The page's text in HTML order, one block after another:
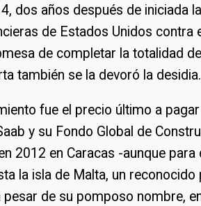
dos años después de iniciada
de Estados Unidos contra
de completar la totalidad
también se la devoró la desidia.
fue el precio último a
y su Fondo Global de
2012 en Caracas -aunque para
la isla de Malta, un
pesar de su pomposo nombre,